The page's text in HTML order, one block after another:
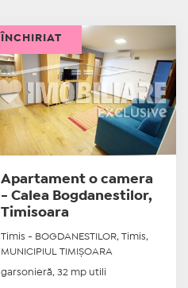
Apartament o camera
- Calea Bogdanestilor,
Timisoara
Timis - BOGDANESTILOR, Timis,
MUNICIPIUL TIMIŞOARA
garsonieră, 32 mp utili
ÎNCHIRIAT